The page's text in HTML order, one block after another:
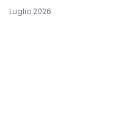
Luglio 2026